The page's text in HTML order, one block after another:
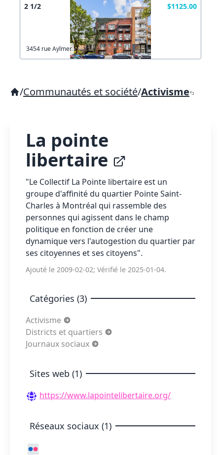
2 1/2 $1125.00
3454 rue Aylmer
/Communautés et société/Activisme
La pointe
libertaire
"Le Collectif La Pointe libertaire est un
groupe d'affinité du quartier Pointe Saint-
Charles à Montréal qui rassemble des
personnes qui agissent dans le champ
politique en fonction de créer une
dynamique vers l'autogestion du quartier par
ses citoyennes et ses citoyens".
Ajouté le 2009-02-02; Vérifié le 2025-01-04.
Catégories (3)
Activisme
Districts et quartiers
Journaux sociaux
Sites web (1)
https://www.lapointelibertaire.org/
Réseaux sociaux (1)